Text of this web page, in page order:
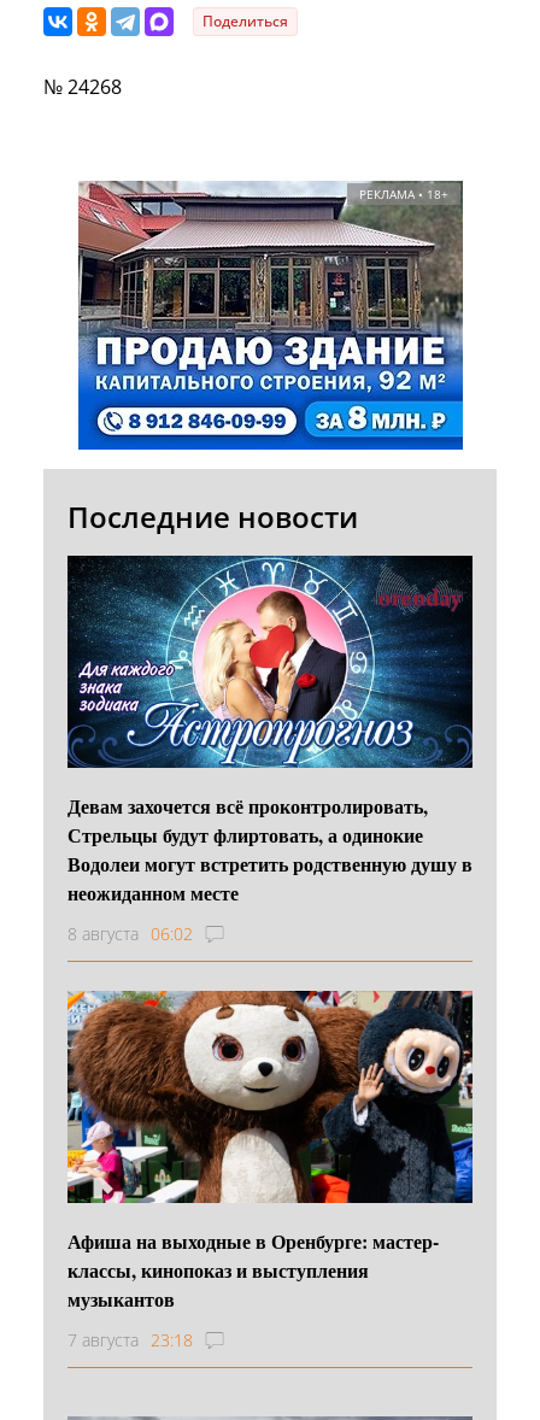
Поделиться
№ 24268
РЕКЛАМА • 18+
Последние новости
Девам захочется всё проконтролировать,
Стрельцы будут флиртовать, а одинокие
Водолеи могут встретить родственную душу в
неожиданном месте
8 августа 06:02
Афиша на выходные в Оренбурге: мастер-
классы, кинопоказ и выступления
музыкантов
7 августа 23:18